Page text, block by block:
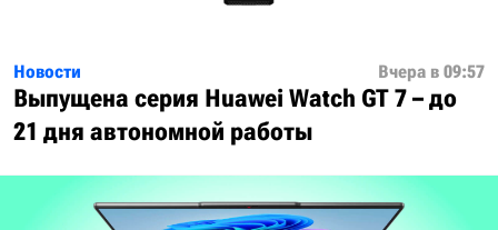
Новости Вчера в 09:57
Выпущена серия Huawei Watch GT 7 – до
21 дня автономной работы